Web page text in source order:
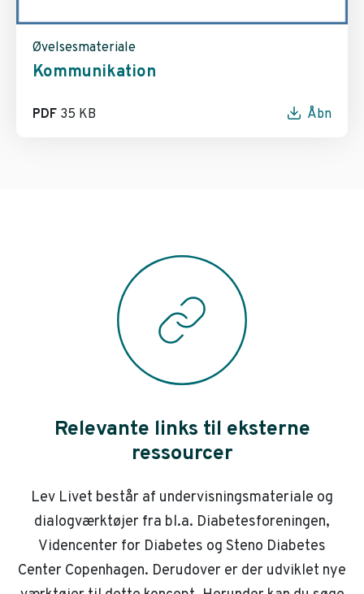
Øvelsesmateriale
Kommunikation
PDF 35 KB Åbn
Relevante links til eksterne
ressourcer
Lev Livet består af undervisningsmateriale og
dialogværktøjer fra bl.a. Diabetesforeningen,
Videncenter for Diabetes og Steno Diabetes
Center Copenhagen. Derudover er der udviklet nye